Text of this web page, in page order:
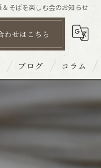
そばを楽しむ会のお知らせ
わせはこちら
姫路駅南店
赤穂店
ブログ コラム